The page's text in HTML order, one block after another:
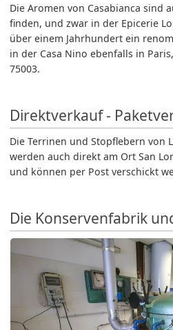
Die Aromen von Casabianca sind
finden, und zwar in der Epicerie
über einem Jahrhundert ein
in der Casa Nino ebenfalls in
75003.
Direktverkauf -
Die Terrinen und Stopflebern von
werden auch direkt am Ort San
und können per Post verschickt
Die Konservenfabrik